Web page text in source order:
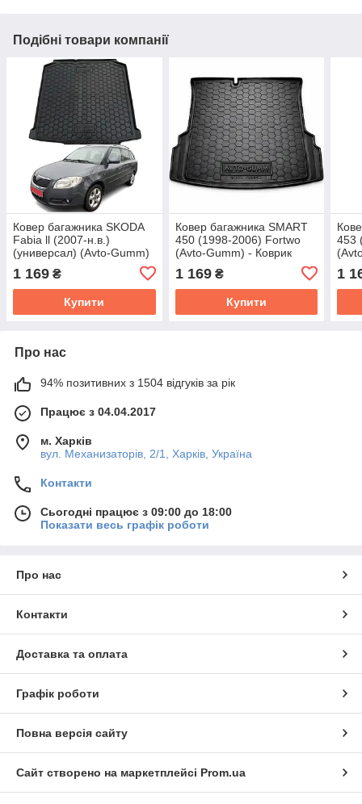
Подібні товари компанії
Ковер багажника SKODA
Fabia ll (2007-н.в.)
(универсал) (Avto-Gumm)
- Коврик багажника Шкода
Фабия 2
1 169 ₴
Купити
Ковер багажника SMART
450 (1998-2006) Fortwo
(Avto-Gumm) - Коврик
Форту
1 169₴
Купити
453
1
Про нас
94% позитивних з 1504 відгуків за рік
Працює з 04.04.2017
м. Харків
вул. Механизаторів, 2/1, Харків, Україна
Контакти
Сьогодні працює з 09:00 до 18:00
Показати весь графік роботи
Про нас
Контакти
Доставка та оплата
Графік роботи
Повна версія сайту
Сайт створено на маркетплейсі Prom.ua